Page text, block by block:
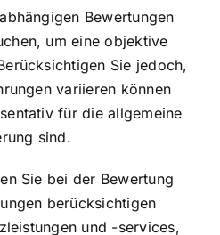
Bewertungen
um eine objektive
Sie jedoch,
variieren können
für die allgemeine
sind.
Sie bei der Bewertung
berücksichtigen
und -services,